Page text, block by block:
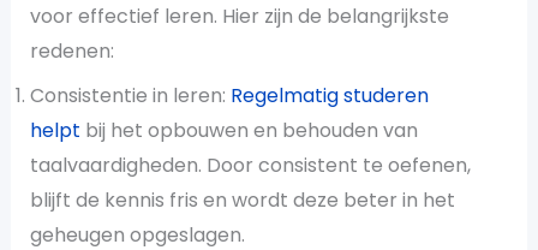
voor effectief leren. Hier zijn de belangrijkste
redenen:
Consistentie in leren: Regelmatig studeren
helpt bij het opbouwen en behouden van
taalvaardigheden. Door consistent te oefenen,
blijft de kennis fris en wordt deze beter in het
geheugen opgeslagen.